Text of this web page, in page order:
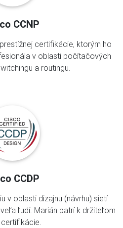
CCNP
certifikácie, ktorým ho
v oblasti počítačových
a routingu.
CCDP
v oblasti dizajnu (návrhu) sietí
ľudí. Marián patrí k držiteľom